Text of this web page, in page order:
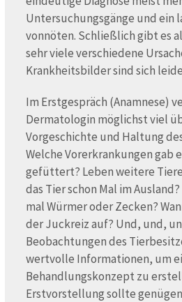
Untersuchungsgänge und ein
vonnöten. Schließlich gibt es
sehr viele verschiedene
Krankheitsbilder sind sich
Im Erstgespräch (Anamnese)
Dermatologin möglichst viel
Vorgeschichte und Haltung
Welche Vorerkrankungen gab
gefüttert? Leben weitere
das Tier schon Mal im
mal Würmer oder Zecken?
der Juckreiz auf? Und, und,
Beobachtungen des
wertvolle Informationen, um
Behandlungskonzept zu
Erstvorstellung sollte